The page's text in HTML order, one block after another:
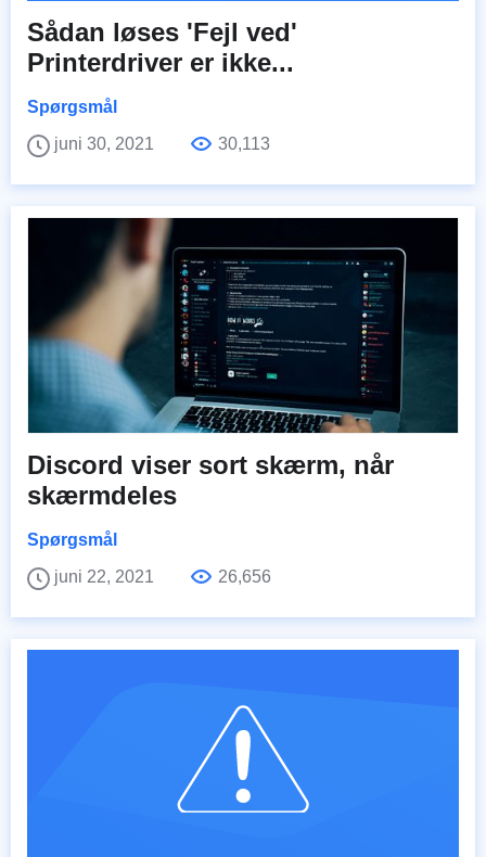
Sådan løses 'Fejl ved'
Printerdriver er ikke...
Spørgsmål
juni 30, 2021
30,113
Discord viser sort skærm, når
skærmdeles
Spørgsmål
juni 22, 2021
26,656